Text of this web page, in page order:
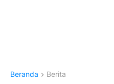
Beranda Berita